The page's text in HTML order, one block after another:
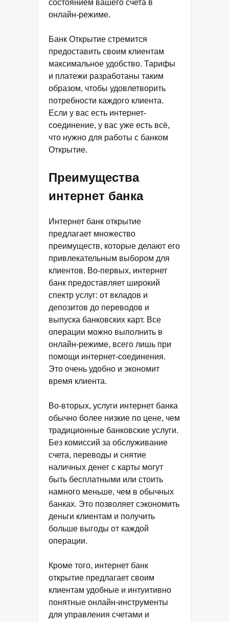
состоянием вашего счета в
онлайн-режиме.
Банк Открытие стремится
предоставить своим клиентам
максимальное удобство. Тарифы
и платежи разработаны таким
образом, чтобы удовлетворить
потребности каждого клиента.
Если у вас есть интернет-
соединение, у вас уже есть всё,
что нужно для работы с банком
Открытие.
Преимущества
интернет банка
Интернет банк открытие
предлагает множество
преимуществ, которые делают его
привлекательным выбором для
клиентов. Во-первых, интернет
банк предоставляет широкий
спектр услуг: от вкладов и
депозитов до переводов и
выпуска банковских карт. Все
операции можно выполнить в
онлайн-режиме, всего лишь при
помощи интернет-соединения.
Это очень удобно и экономит
время клиента.
Во-вторых, услуги интернет банка
обычно более низкие по цене, чем
традиционные банковские услуги.
Без комиссий за обслуживание
счета, переводы и снятие
наличных денег с карты могут
быть бесплатными или стоить
намного меньше, чем в обычных
банках. Это позволяет сэкономить
деньги клиентам и получить
больше выгоды от каждой
операции.
Кроме того, интернет банк
открытие предлагает своим
клиентам удобные и интуитивно
понятные онлайн-инструменты
для управления счетами и